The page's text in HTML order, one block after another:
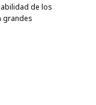
de los
grandes